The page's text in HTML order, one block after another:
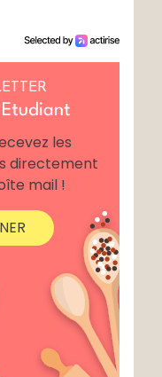
les
directement
mail !